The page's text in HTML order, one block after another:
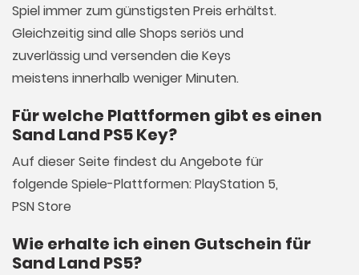
Spiel immer zum günstigsten Preis erhältst.
Gleichzeitig sind alle Shops seriös und
zuverlässig und versenden die Keys
meistens innerhalb weniger Minuten.
Für welche Plattformen gibt es einen
Sand Land PS5 Key?
Auf dieser Seite findest du Angebote für
folgende Spiele-Plattformen: PlayStation 5,
PSN Store
Wie erhalte ich einen Gutschein für
Sand Land PS5?